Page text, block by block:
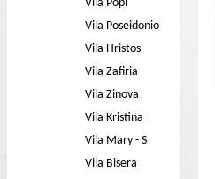
Vila Popi
Vila Poseidonio
Vila Hristos
Vila Zafiria
Vila Zinova
Vila Kristina
Vila Mary - S
Vila Bisera